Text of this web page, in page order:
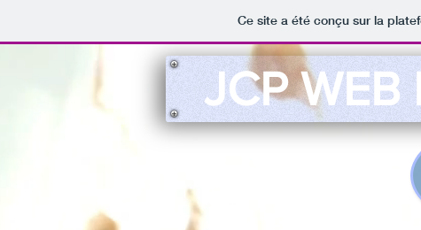
Ce site a été conçu sur la
JCP WEB